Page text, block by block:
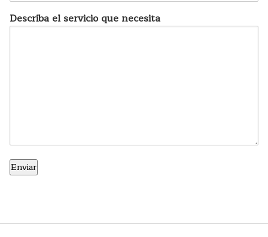
Describa el servicio que necesita